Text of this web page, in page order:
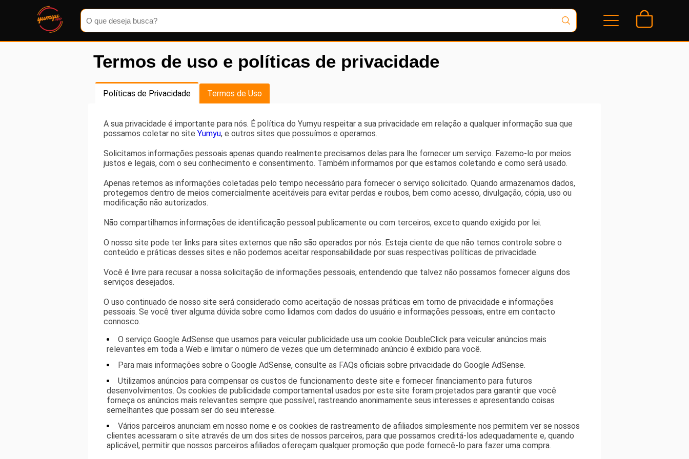
Cardápio Horários
Termos de uso e políticas de privacidade
Políticas de Privacidade Termos de Uso
A sua privacidade é importante para nós. É política do Yumyu respeitar a sua privacidade em relação a qualquer informação sua que
possamos coletar no site Yumyu, e outros sites que possuímos e operamos.
Solicitamos informações pessoais apenas quando realmente precisamos delas para lhe fornecer um serviço. Fazemo-lo por meios
justos e legais, com o seu conhecimento e consentimento. Também informamos por que estamos coletando e como será usado.
Apenas retemos as informações coletadas pelo tempo necessário para fornecer o serviço solicitado. Quando armazenamos dados,
protegemos dentro de meios comercialmente aceitáveis para evitar perdas e roubos, bem como acesso, divulgação, cópia, uso ou
modificação não autorizados.
Não compartilhamos informações de identificação pessoal publicamente ou com terceiros, exceto quando exigido por lei.
O nosso site pode ter links para sites externos que não são operados por nós. Esteja ciente de que não temos controle sobre o
conteúdo e práticas desses sites e não podemos aceitar responsabilidade por suas respectivas políticas de privacidade.
Você é livre para recusar a nossa solicitação de informações pessoais, entendendo que talvez não possamos fornecer alguns dos
serviços desejados.
O uso continuado de nosso site será considerado como aceitação de nossas práticas em torno de privacidade e informações
pessoais. Se você tiver alguma dúvida sobre como lidamos com dados do usuário e informações pessoais, entre em contacto
connosco.
O serviço Google AdSense que usamos para veicular publicidade usa um cookie DoubleClick para veicular anúncios mais
relevantes em toda a Web e limitar o número de vezes que um determinado anúncio é exibido para você.
Para mais informações sobre o Google AdSense, consulte as FAQs oficiais sobre privacidade do Google AdSense.
Utilizamos anúncios para compensar os custos de funcionamento deste site e fornecer financiamento para futuros
desenvolvimentos. Os cookies de publicidade comportamental usados ​​por este site foram projetados para garantir que você
forneça os anúncios mais relevantes sempre que possível, rastreando anonimamente seus interesses e apresentando coisas
semelhantes que possam ser do seu interesse.
Vários parceiros anunciam em nosso nome e os cookies de rastreamento de afiliados simplesmente nos permitem ver se nossos
clientes acessaram o site através de um dos sites de nossos parceiros, para que possamos creditá-los adequadamente e, quando
aplicável, permitir que nossos parceiros afiliados ofereçam qualquer promoção que pode fornecê-lo para fazer uma compra.